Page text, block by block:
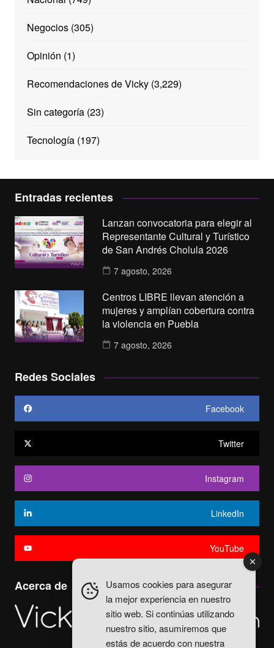
Negocios(305)
Opinión (1)
Recomendaciones de Vicky(3,229)
Sin categoría(23)
Tecnología(197)
Entradas recientes
Lanzan convocatoria para elegir al
Representante Cultural y Turístico
de San Andrés Cholula 2026
7 agosto, 2026
Centros LIBRE llevan atención a
mujeres y amplían cobertura contra
la violencia en Puebla
7 agosto, 2026
Redes Sociales
Facebook
Twitter
Instagram
LinkedIn
YouTube
Acerca de
Usamos cookies para asegurar
la mejor experiencia en nuestro
sitio web. Si continúas utilizando
nuestro sitio, asumiremos que
estás de acuerdo con nuestra